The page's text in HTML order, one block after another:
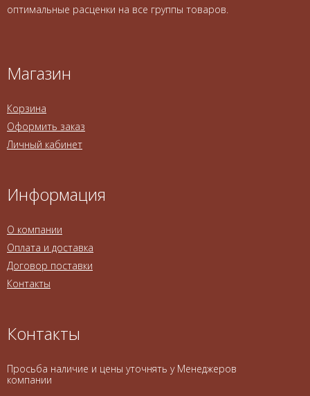
оптимальные расценки на все группы товаров.
Магазин
Корзина
Оформить заказ
Личный кабинет
Информация
О компании
Оплата и доставка
Договор поставки
Контакты
Контакты
Просьба наличие и цены уточнять у Менеджеров
компании